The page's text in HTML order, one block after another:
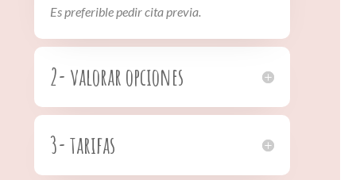
Es preferible pedir cita previa.
2- valorar opciones
3- tarifas